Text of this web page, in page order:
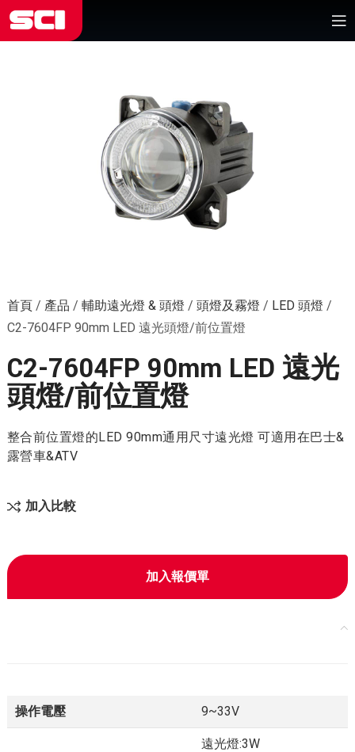
首頁/ 產品 / 輔助遠光燈 & 頭燈 / 頭燈及霧燈 / LED 頭燈 /
C2-7604FP 90mm LED 遠光頭燈/前位置燈
C2-7604FP 90mm LED 遠光
頭燈/前位置燈
整合前位置燈的LED 90mm通用尺寸遠光燈 可適用在巴士&
露營車&ATV
加入比較
加入報價單
操作電壓 9~33V
遠光燈:3W